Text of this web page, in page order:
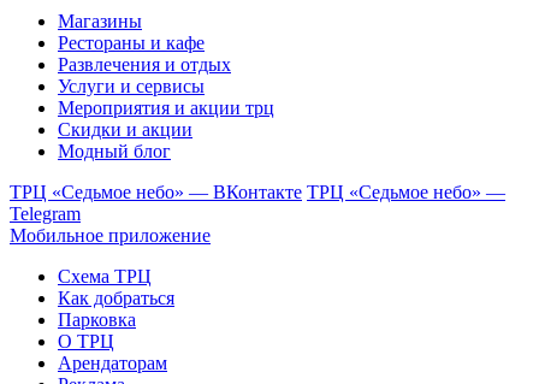
Магазины
Рестораны и кафе
Развлечения и отдых
Услуги и сервисы
Мероприятия и акции трц
Скидки и акции
Модный блог
ТРЦ «Седьмое небо» — ВКонтакте ТРЦ «Седьмое небо» —
Telegram
Мобильное приложение
Схема ТРЦ
Как добраться
Парковка
О ТРЦ
Арендаторам